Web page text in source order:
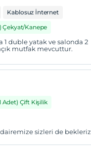
Kablosuz İnternet
Çekyat/Kanepe
1 duble yatak ve salonda 2
mutfak mevcuttur.
Adet) Çift Kişilik
sizleri de bekleriz